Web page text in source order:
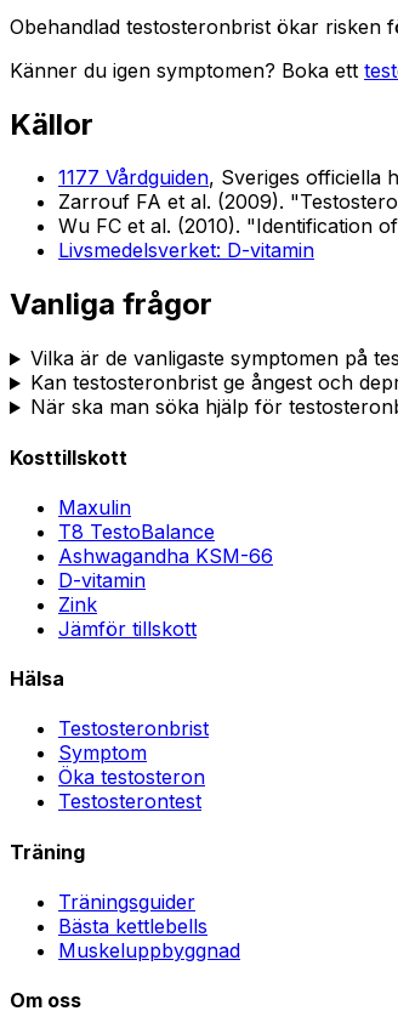
Obehandlad testosteronbrist ökar risken
Känner du igen symptomen? Boka ett
Källor
1177 Vårdguiden, Sveriges officiella
Zarrouf FA et al. (2009).
Wu FC et al. (2010). "Identification
Livsmedelsverket: D-vitamin
Vanliga frågor
Vilka är de vanligaste symptomen på
Kan testosteronbrist ge ångest och
När ska man söka hjälp för
Kosttillskott
Maxulin
T8 TestoBalance
Ashwagandha KSM-66
D-vitamin
Zink
Jämför tillskott
Hälsa
Testosteronbrist
Symptom
Öka testosteron
Testosterontest
Träning
Träningsguider
Bästa kettlebells
Muskeluppbyggnad
Om oss